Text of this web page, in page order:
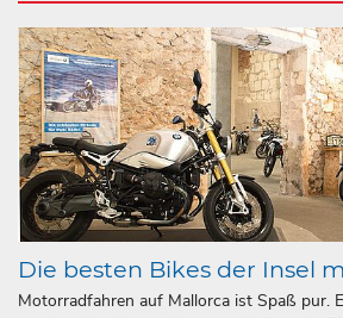
Die besten Bikes der Insel
Motorradfahren auf Mallorca ist Spaß pur.